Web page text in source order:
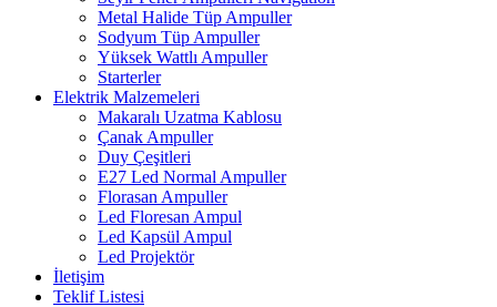
Metal Halide Tüp Ampuller
Sodyum Tüp Ampuller
Yüksek Wattlı Ampuller
Starterler
Elektrik Malzemeleri
Makaralı Uzatma Kablosu
Çanak Ampuller
Duy Çeşitleri
E27 Led Normal Ampuller
Florasan Ampuller
Led Floresan Ampul
Led Kapsül Ampul
Led Projektör
İletişim
Teklif Listesi